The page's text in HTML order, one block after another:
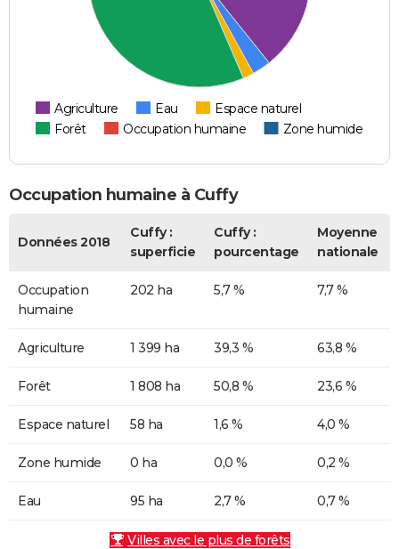
Agriculture Eau
Espace naturel
Forêt
Occupation humaine Zone humide
Occupation humaine à Cuffy
Données 2018
Cuffy :
superficie
Cuffy :
pourcentage
Moyenne
nationale
Occupation
humaine
202 ha 5,7 % 7,7 %
Agriculture 1 399 ha 39,3 % 63,8 %
Forêt 1 808 ha 50,8 % 23,6 %
Espace naturel 58 ha 1,6 % 4,0 %
Zone humide 0 ha 0,0 % 0,2 %
Eau 95 ha 2,7 % 0,7 %
Villes avec le plus de forêts